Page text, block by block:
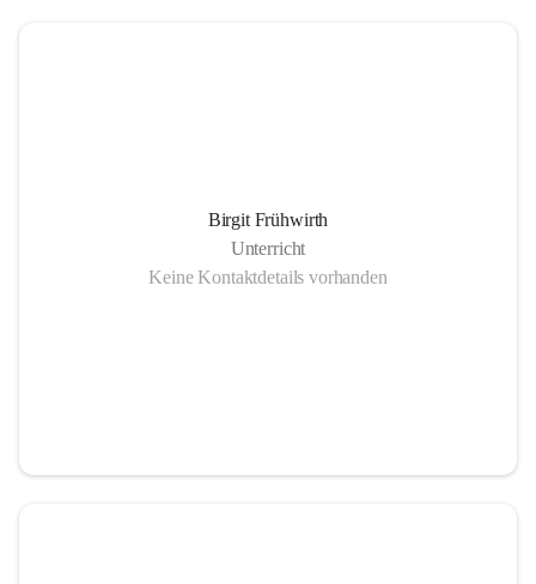
Birgit Frühwirth
Unterricht
Keine Kontaktdetails vorhanden